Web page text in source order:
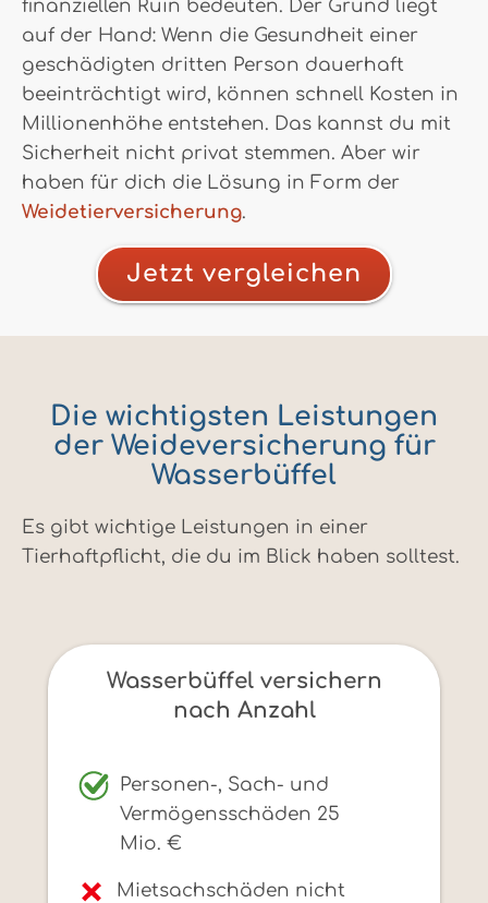
finanziellen Ruin bedeuten. Der Grund liegt
auf der Hand: Wenn die Gesundheit einer
geschädigten dritten Person dauerhaft
beeinträchtigt wird, können schnell Kosten in
Millionenhöhe entstehen. Das kannst du mit
Sicherheit nicht privat stemmen. Aber wir
haben für dich die Lösung in Form der
Weidetierversicherung.
Jetzt vergleichen
Die wichtigsten Leistungen
der Weideversicherung für
Wasserbüffel
Es gibt wichtige Leistungen in einer
Tierhaftpflicht, die du im Blick haben solltest.
Wasserbüffel versichern
nach Anzahl
Personen-, Sach- und
Vermögensschäden 25
Mio. €
Mietsachschäden nicht